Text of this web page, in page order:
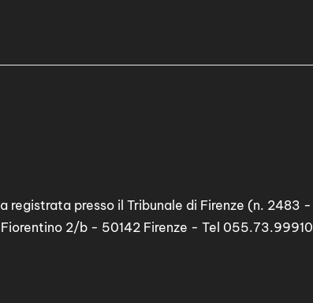
presso il Tribunale di Firenze (n. 2483 -
2/b - 50142 Firenze - Tel 055.73.99910